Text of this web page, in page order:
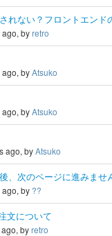
れない？フロントエンド
ago, byretro
ago, byAtsuko
ago, byAtsuko
ago, byAtsuko
、次のページに進みませ
ago, by ??
文について
byretro